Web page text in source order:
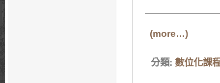
(more…)
分類: 數位化課